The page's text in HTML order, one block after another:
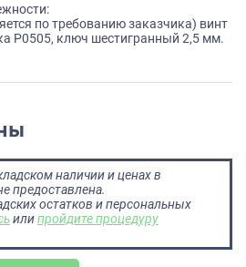
по требованию заказчика) винт
P0505, ключ шестигранный 2,5 мм.
наличии и ценах в
предоставлена.
остатков и персональных
илипройдите процедуру